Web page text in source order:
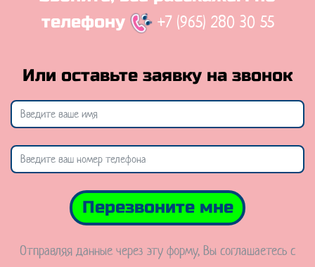
телефону
+7 (965) 280 30 55
Или оставьте заявку на звонок
Перезвоните мне
Отправляя данные через эту форму, Вы соглашаетесь с